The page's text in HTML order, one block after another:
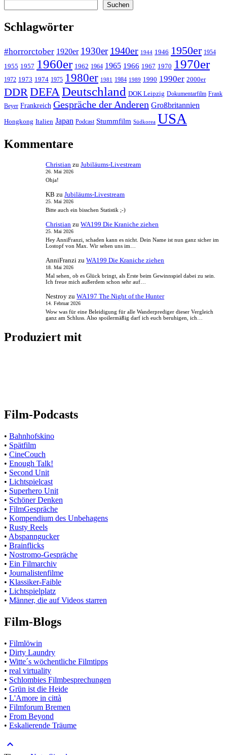
Boxer
A
Smrt
Suchen
Schlagwörter
#horrorctober 1920er 1930er 1940er 1944 1946 1950er 1954
1955 1957 1960er 1962 1964 1965 1966 1967 1970 1970er
1972 1973 1974 1975 1980er 1981 1984 1989 1990 1990er 2000er
DDR DEFA Deutschland DOK Leipzig Dokumentarfilm Frank
Beyer Frankreich Gespräche der Anderen Großbritannien
Hongkong Italien Japan Podcast Stummfilm Südkorea USA
Kommentare
Christian zuJubiläums-Livestream
26. Mai 2026
Ohja!
KB zuJubiläums-Livestream
25. Mai 2026
Bitte auch ein bisschen Statistik ;-)
Christian zuWA199 Die Kraniche ziehen
25. Mai 2026
Hey AnniFranzi, schaden kann es nicht. Dein Name ist nun ganz sicher im
Lostopf von Max. Wir sehen uns im…
AnniFranzi zuWA199 Die Kraniche ziehen
18. Mai 2026
Mal sehen, ob es Glück bringt, als Erste beim Gewinnspiel dabei zu sein.
Ich freue mich außerdem schon sehr auf…
Nestroy zuWA197 The Night of the Hunter
14. Februar 2026
Wow was für eine Beleidigung für alle Wanderprediger dieser Vergleich
ganz am Schluss. Also spoilermäßig darf ich euch beruhigen, ich…
Produziert mit
Film-Podcasts
• Bahnhofskino
• Spätfilm
• CineCouch
• Enough Talk!
• Second Unit
• Lichtspielcast
• Superhero Unit
• Schöner Denken
• FilmGespräche
• Kompendium des Unbehagens
• Rusty Reels
• Abspanngucker
• Brainflicks
• Nostromo-Gespräche
• Ein Filmarchiv
• Journalistenfilme
• Klassiker-Faible
• Lichtspielplatz
• Männer, die auf Videos starren
Film-Blogs
• Filmlöwin
• Dirty Laundry
• Witte´s wöchentliche Filmtipps
• real virtuality
• Schlombies Filmbesprechungen
• Grün ist die Heide
• L'Amore in città
• Filmforum Bremen
• From Beyond
• Eskalierende Träume
keyboard_arrow_up